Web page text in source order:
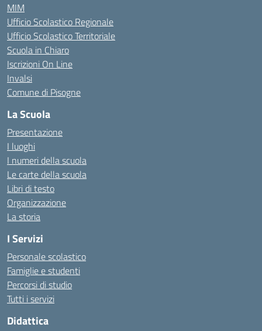
MIM
Ufficio Scolastico Regionale
Ufficio Scolastico Territoriale
Scuola in Chiaro
Iscrizioni On Line
Invalsi
Comune di Pisogne
La Scuola
Presentazione
I luoghi
I numeri della scuola
Le carte della scuola
Libri di testo
Organizzazione
La storia
I Servizi
Personale scolastico
Famiglie e studenti
Percorsi di studio
Tutti i servizi
Didattica